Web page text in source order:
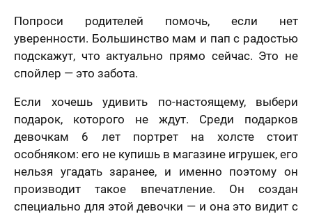
Попроси родителей помочь, если нет
уверенности. Большинство мам и пап с радостью
подскажут, что актуально прямо сейчас. Это не
спойлер — это забота.
Если хочешь удивить по-настоящему, выбери
подарок, которого не ждут. Среди подарков
девочкам 6 лет портрет на холсте стоит
особняком: его не купишь в магазине игрушек, его
нельзя угадать заранее, и именно поэтому он
производит такое впечатление. Он создан
специально для этой девочки — и она это видит с